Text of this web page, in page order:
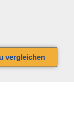
vergleichen